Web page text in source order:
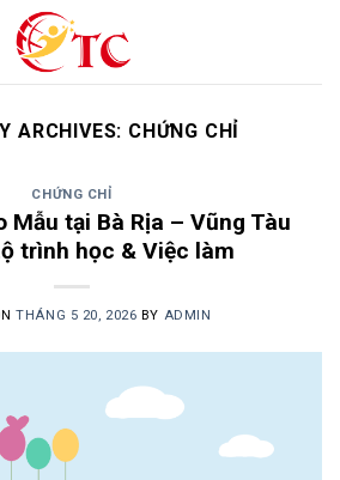
ARCHIVES: CHỨNG CHỈ
CHỨNG CHỈ
Mẫu tại Bà Rịa – Vũng Tàu
trình học & Việc làm
THÁNG 5 20, 2026 BY ADMIN